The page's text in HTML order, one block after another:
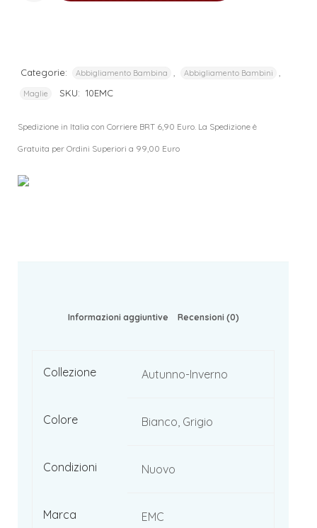
Categorie: Abbigliamento Bambina Abbigliamento Bambini
Maglie SKU: 10EMC
Spedizione in Italia con Corriere BRT 6,90 Euro. La Spedizione è
Gratuita per Ordini Superiori a 99,00 Euro
Informazioni aggiuntive Recensioni (0)
Collezione Autunno-Inverno
Colore Bianco, Grigio
Condizioni Nuovo
Marca EMC